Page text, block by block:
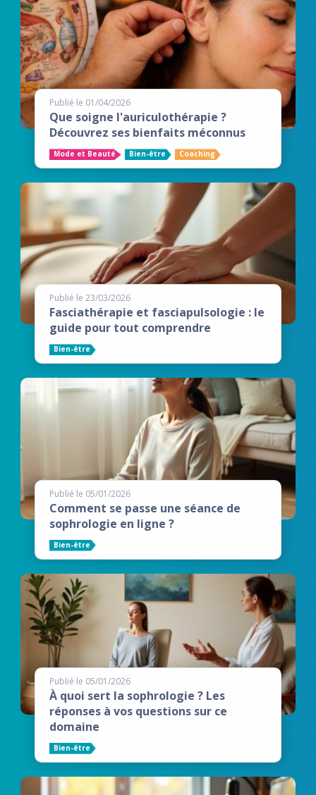
Publié le 01/04/2026
Que soigne l'auriculothérapie ?
Découvrez ses bienfaits méconnus
Mode et Beauté Bien-être Coaching
Publié le 23/03/2026
Fasciathérapie et fasciapulsologie : le
guide pour tout comprendre
Bien-être
Publié le 05/01/2026
Comment se passe une séance de
sophrologie en ligne ?
Bien-être
Publié le 05/01/2026
À quoi sert la sophrologie ? Les
réponses à vos questions sur ce
domaine
Bien-être